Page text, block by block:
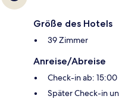
Größe des Hotels
39 Zimmer
Anreise/Abreise
Check-in ab:
Später Check-in